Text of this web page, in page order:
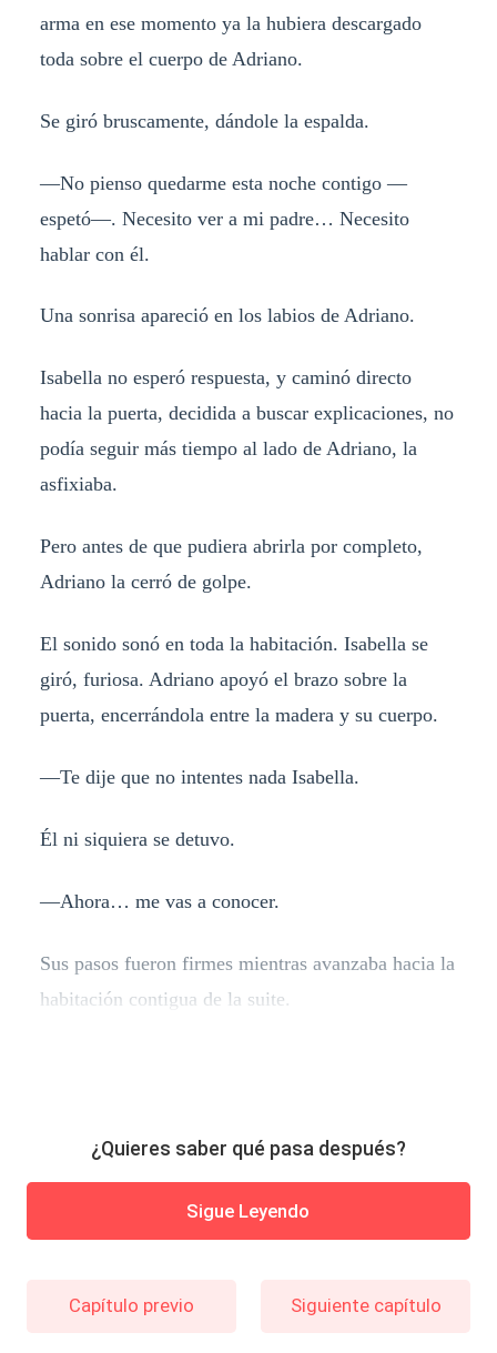
arma en ese momento ya la hubiera descargado
toda sobre el cuerpo de Adriano.
Se giró bruscamente, dándole la espalda.
—No pienso quedarme esta noche contigo —
espetó—. Necesito ver a mi padre… Necesito
hablar con él.
Una sonrisa apareció en los labios de Adriano.
Isabella no esperó respuesta, y caminó directo
hacia la puerta, decidida a buscar explicaciones, no
podía seguir más tiempo al lado de Adriano, la
asfixiaba.
Pero antes de que pudiera abrirla por completo,
Adriano la cerró de golpe.
El sonido sonó en toda la habitación. Isabella se
giró, furiosa. Adriano apoyó el brazo sobre la
puerta, encerrándola entre la madera y su cuerpo.
—Te dije que no intentes nada Isabella.
Él ni siquiera se detuvo.
—Ahora… me vas a conocer.
Sus pasos fueron firmes mientras avanzaba hacia la
habitación contigua de la suite.
¿Quieres saber qué pasa después?
Sigue Leyendo
Capítulo previo Siguiente capítulo